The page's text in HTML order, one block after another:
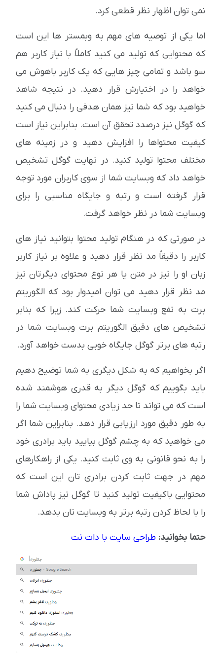
نمی توان اظهار نظر قطعی کرد.
اما یکی از توصیه های مهم به وبمستر ها این است
که محتوایی که تولید می کنید کاملاً با نیاز کاربر هم
سو باشد و تمامی چیز هایی که یک کاربر باهوش می
خواهد را در اختیارش قرار دهید. در نتیجه شاهد
خواهید بود که شما نیز همان هدفی را دنبال می کنید
که گوگل نیز درصدد تحقق آن است. بنابراین نیاز است
کیفیت محتواها را افزایش دهید و در زمینه های
مختلف محتوا تولید کنید. در نهایت گوگل تشخیص
خواهد داد که وبسایت شما از سوی کاربران مورد توجه
قرار گرفته است و رتبه و جایگاه مناسبی را برای
وبسایت شما در نظر خواهد گرفت.
در صورتی که در هنگام تولید محتوا بتوانید نیاز های
کاربر را دقیقاً مد نظر قرار دهید و علاوه بر نیاز کاربر
زبان او را نیز در متن یا هر نوع محتوای دیگرتان نیز
مد نظر قرار دهید می توان امیدوار بود که الگوریتم
برت به نفع وبسایت شما حرکت کند. زیرا که بنابر
تشخیص های دقیق الگوریتم برت وبسایت شما در
رتبه های برتر گوگل جایگاه خوبی بدست خواهد آورد.
اگر بخواهیم که به شکل دیگری به شما توضیح دهیم
باید بگوییم که گوگل دیگر به قدری هوشمند شده
است که می تواند تا حد زیادی محتوای وبسایت شما را
به طور دقیق مورد ارزیابی قرار دهد. بنابراین شما اگر
می خواهید که به چشم گوگل بیایید باید برادری خود
را به نحو قانونی به وی ثابت کنید. یکی از راهکارهای
مهم در جهت ثابت کردن برادری تان این است که
محتوایی باکیفیت تولید کنید تا گوگل نیز پاداش شما
را با لحاظ کردن رتبه برتر به وبسایت تان بدهد.
حتما بخوانید: طراحی سایت با دات نت